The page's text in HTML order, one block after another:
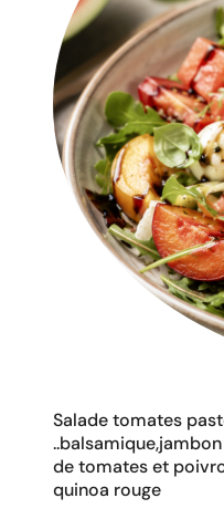
Salade tomates
..balsamique,jambon
de tomates et
quinoa rouge